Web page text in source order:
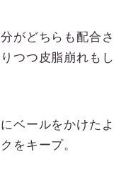
がどちらも配合さ
つつ皮脂崩れもし
ベールをかけたよ
をキープ。